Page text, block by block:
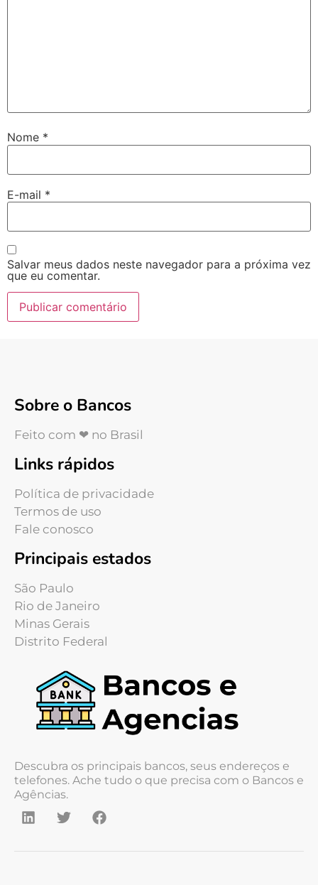
Nome *
E-mail *
Salvar meus dados neste navegador para a próxima vez
que eu comentar.
Sobre o Bancos
Feito com ❤ no Brasil
Links rápidos
Política de privacidade
Termos de uso
Fale conosco
Principais estados
São Paulo
Rio de Janeiro
Minas Gerais
Distrito Federal
Descubra os principais bancos, seus endereços e
telefones. Ache tudo o que precisa com o Bancos e
Agências.